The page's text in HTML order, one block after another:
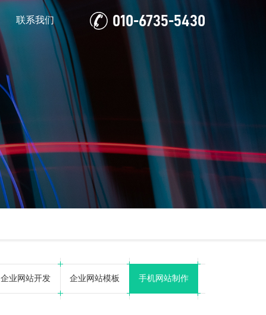
联系我们 010-6735-5430
企业网站开发 企业网站模板 手机网站制作